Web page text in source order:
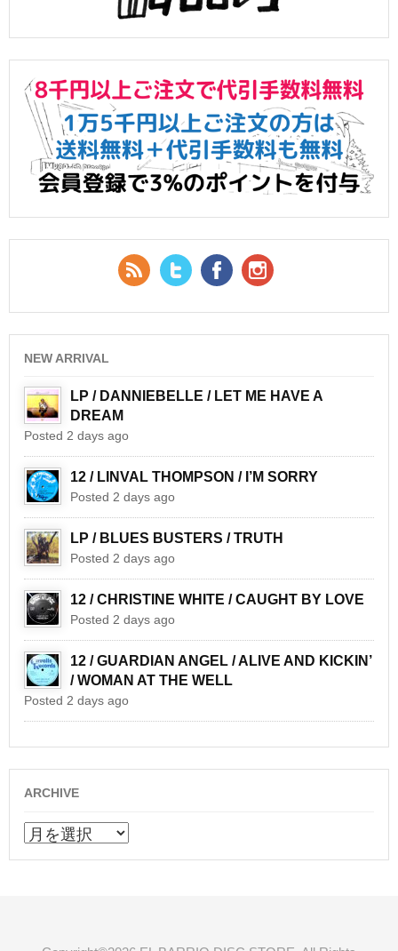
RSS Feed
Twitter Facebook
NEW ARRIVAL
LP / DANNIEBELLE / LET ME HAVE A
DREAM
Posted 2 days ago
12 / LINVAL THOMPSON / I’M SORRY
Posted 2 days ago
LP / BLUES BUSTERS / TRUTH
Posted 2 days ago
12 / CHRISTINE WHITE / CAUGHT BY LOVE
Posted 2 days ago
12 / GUARDIAN ANGEL / ALIVE AND KICKIN’
/ WOMAN AT THE WELL
Posted 2 days ago
ARCHIVE
ARCHIVE